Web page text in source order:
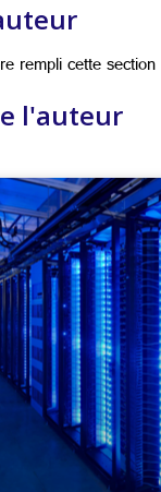
rempli cette section
l'auteur